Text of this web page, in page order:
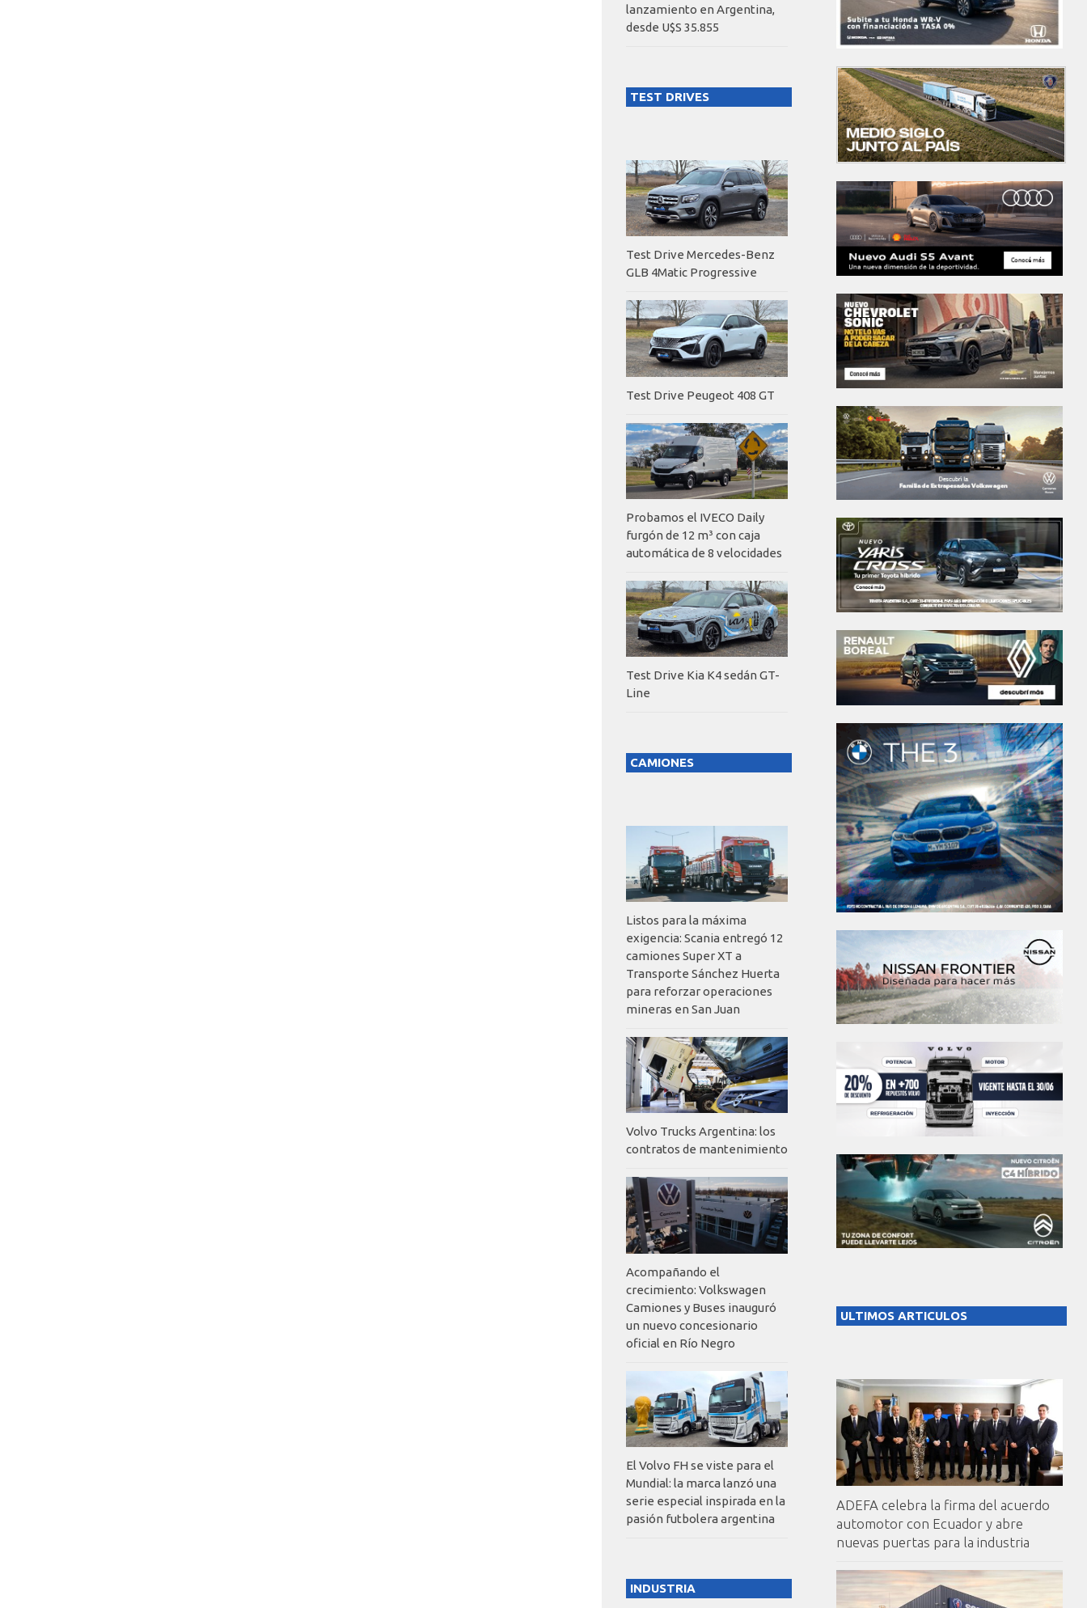
ULTIMOS ARTICULOS
ADEFA celebra la firma del acuerdo
automotor con Ecuador y abre
nuevas puertas para la industria
lanzamiento en Argentina,
desde U$S 35.855
TEST DRIVES
Test Drive Mercedes-Benz
GLB 4Matic Progressive
Test Drive Peugeot 408 GT
Probamos el IVECO Daily
furgón de 12 m³ con caja
automática de 8 velocidades
Test Drive Kia K4 sedán GT-
Line
CAMIONES
Listos para la máxima
exigencia: Scania entregó 12
camiones Super XT a
Transporte Sánchez Huerta
para reforzar operaciones
mineras en San Juan
Volvo Trucks Argentina: los
contratos de mantenimiento
Acompañando el
crecimiento: Volkswagen
Camiones y Buses inauguró
un nuevo concesionario
oficial en Río Negro
El Volvo FH se viste para el
Mundial: la marca lanzó una
serie especial inspirada en la
pasión futbolera argentina
INDUSTRIA